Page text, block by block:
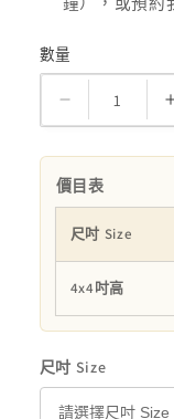
數
數量
小
白
熊
蛋
糕
CAKE
數
量
價目表
尺吋 Size
4x4吋高
尺吋 Size